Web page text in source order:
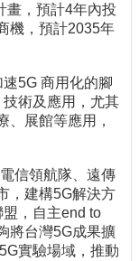
畫，預計4年內投
機，預計2035年
5G 商用化的腳
術及應用，尤其
、展館等應用，
信領航隊、遠傳
，建構5G解決方
，自主end to
將台灣5G成果擴
實驗場域，推動